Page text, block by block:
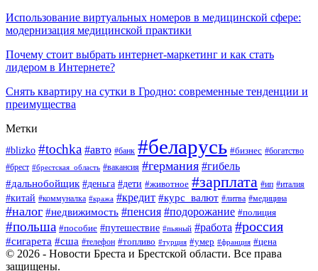
Использование виртуальных номеров в медицинской сфере:
модернизация медицинской практики
Почему стоит выбрать интернет-маркетинг и как стать
лидером в Интернете?
Снять квартиру на сутки в Гродно: современные тенденции и
преимущества
Метки
#blizko #tochka #авто #банк #беларусь #бизнес #богатство
#брест #брестская_область #вакансия #германия #гибель
#дальнобойщик #деньга #дети #животное #зарплата #ип #италия
#китай #коммуналка #кража #кредит #курс_валют #литва #медицина
#налог #недвижимость #пенсия #подорожание #полиция
#польша #пособие #путешествие #пьяный #работа #россия
#сигарета #сша #телефон #топливо #турция #умер #франция #цена
© 2026 - Новости Бреста и Брестской области. Все права
защищены.